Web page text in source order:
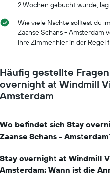
2 Wochen gebucht wurde,
Wie viele Nächte solltest du
Zaanse Schans - Amsterdam
Ihre Zimmer hier in der Regel
Häufig gestellte
overnight at Windmill
Amsterdam
Wo befindet sich Stay
Zaanse Schans -
Stay overnight at Windmill
Amsterdam: Wann ist die